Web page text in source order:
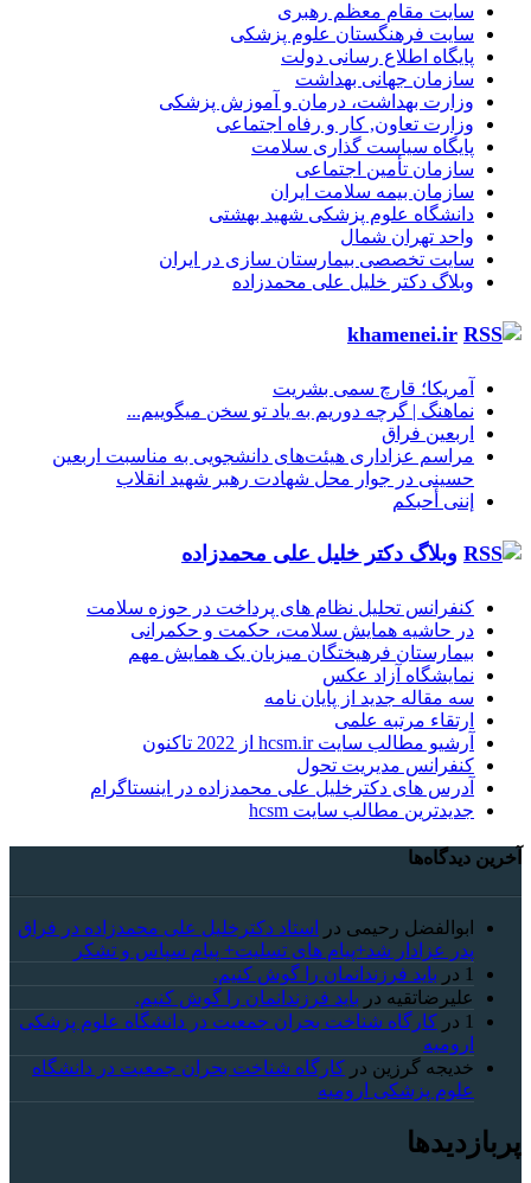
سایت مقام معظم رهبری
سایت فرهنگستان علوم پزشکی
پایگاه اطلاع رسانی دولت
سازمان جهانی بهداشت
وزارت بهداشت، درمان و آموزش پزشکی
وزارت تعاون, کار و رفاه اجتماعی
پایگاه سیاست گذاری سلامت
سازمان تأمین اجتماعی
سازمان بیمه سلامت ایران
دانشگاه علوم پزشکی شهید بهشتی
واحد تهران شمال
سایت تخصصی بیمارستان سازی در ایران
وبلاگ دکتر خلیل علی محمدزاده
khamenei.ir
آمریکا؛ قارچ سمی بشریت
نماهنگ |‌ گرچه دوریم به یاد تو سخن میگوییم...
اربعین فراق
مراسم عزاداری هیئت‌های دانشجویی به مناسبت اربعین
حسینی در جوار محل شهادت رهبر شهید انقلاب
إننی أحبکم
وبلاگ دکتر خلیل علی محمدزاده
کنفرانس تحلیل نظام های پرداخت در حوزه سلامت
در حاشیه همایش سلامت، حکمت و حکمرانی
بیمارستان فرهیختگان میزبان یک همایش مهم
نمایشگاه آزاد عکس
سه مقاله جدید از پایان نامه
ارتقاء مرتبه علمی
آرشیو مطالب سایت hcsm.ir از 2022 تاکنون
کنفرانس مدیریت تحول
آدرس های دکترخلیل علی محمدزاده در اینستاگرام
جدیدترین مطالب سایت hcsm
آخرین دیدگاه‌ها
ابوالفضل رحیمی در
استاد دکترخلیل علی محمدزاده در فراق
پدر عزادار شد+پیام های تسلیت+ پیام سپاس و تشکر
1 در باید فرزندانمان را گوش کنیم.
علیرضاتقیه در باید فرزندانمان را گوش کنیم.
1 در کارگاه شناخت بحران جمعیت در دانشگاه علوم پزشکی
ارومیه
خديجه گرزین در کارگاه شناخت بحران جمعیت در دانشگاه
علوم پزشکی ارومیه
پربازدیدها